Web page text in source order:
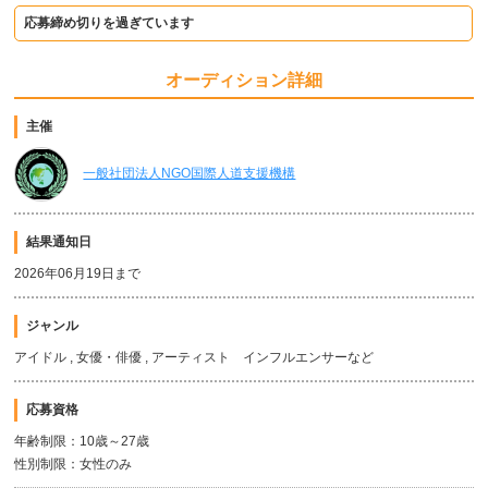
応募締め切りを過ぎています
オーディション詳細
主催
一般社団法人NGO国際人道支援機構
結果通知日
2026年06月19日まで
ジャンル
アイドル , 女優・俳優 , アーティスト インフルエンサーなど
応募資格
年齢制限：10歳～27歳
性別制限：女性のみ